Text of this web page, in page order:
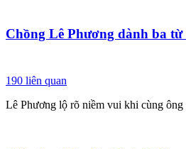
Chồng Lê Phương dành ba
190 liên quan
Lê Phương lộ rõ niềm vui khi cùng